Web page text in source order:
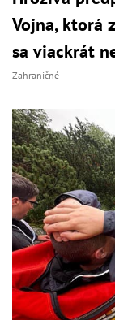
Vojna, ktorá
sa viackrát
Zahraničné